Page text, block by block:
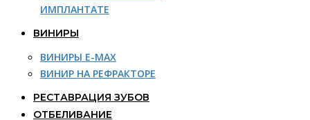
ИМПЛАНТАТЕ
ВИНИРЫ
ВИНИРЫ E-MAX
ВИНИР НА РЕФРАКТОРЕ
РЕСТАВРАЦИЯ ЗУБОВ
ОТБЕЛИВАНИЕ